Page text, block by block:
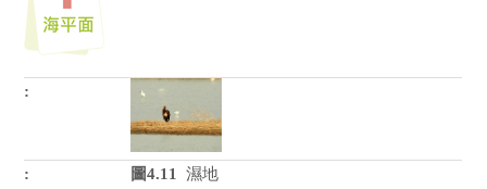
圖4.11
濕地